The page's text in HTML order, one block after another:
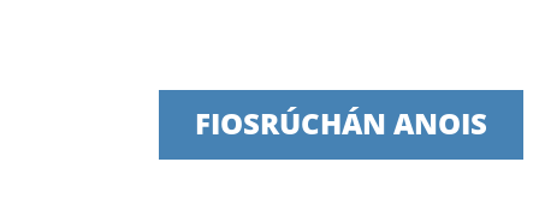
FIOSRÚCHÁN ANOIS